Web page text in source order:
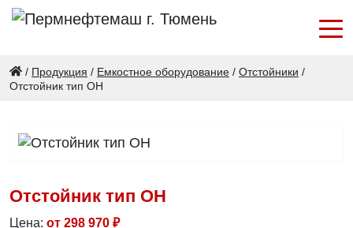
/ Продукция / Емкостное оборудование / Отстойники /
Отстойник тип ОН
Отстойник тип ОН
Цена: от 298 970 ₽